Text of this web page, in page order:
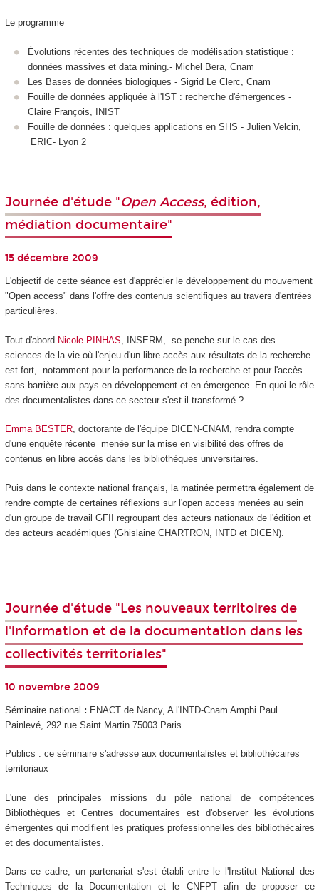
Le programme
Évolutions récentes des techniques de modélisation statistique :
données massives et data mining.- Michel Bera, Cnam
Les Bases de données biologiques - Sigrid Le Clerc, Cnam
Fouille de données appliquée à l'IST : recherche d'émergences -
Claire François, INIST
Fouille de données : quelques applications en SHS - Julien Velcin,
ERIC- Lyon 2
Journée d'étude "Open Access, édition,
médiation documentaire"
15 décembre 2009
L'objectif de cette séance est d'apprécier le développement du mouvement
"Open access" dans l'offre des contenus scientifiques au travers d'entrées
particulières.
Tout d'abord Nicole PINHAS , INSERM, se penche sur le cas des
sciences de la vie où l'enjeu d'un libre accès aux résultats de la recherche
est fort, notamment pour la performance de la recherche et pour l'accès
sans barrière aux pays en développement et en émergence. En quoi le rôle
des documentalistes dans ce secteur s'est-il transformé ?
Emma BESTER, doctorante de l'équipe DICEN-CNAM, rendra compte
d'une enquête récente menée sur la mise en visibilité des offres de
contenus en libre accès dans les bibliothèques universitaires.
Puis dans le contexte national français, la matinée permettra également de
rendre compte de certaines réflexions sur l'open access menées au sein
d'un groupe de travail GFII regroupant des acteurs nationaux de l'édition et
des acteurs académiques (Ghislaine CHARTRON, INTD et DICEN).
Journée d'étude "Les nouveaux territoires de
l'information et de la documentation dans les
collectivités territoriales"
10 novembre 2009
Séminaire national : ENACT de Nancy, A l'INTD-Cnam Amphi Paul
Painlevé, 292 rue Saint Martin 75003 Paris
Publics : ce séminaire s'adresse aux documentalistes et bibliothécaires
territoriaux
L'une des principales missions du pôle national de compétences
Bibliothèques et Centres documentaires est d'observer les évolutions
émergentes qui modifient les pratiques professionnelles des bibliothécaires
et des documentalistes.
Dans ce cadre, un partenariat s'est établi entre le l'Institut National des
Techniques de la Documentation et le CNFPT afin de proposer ce